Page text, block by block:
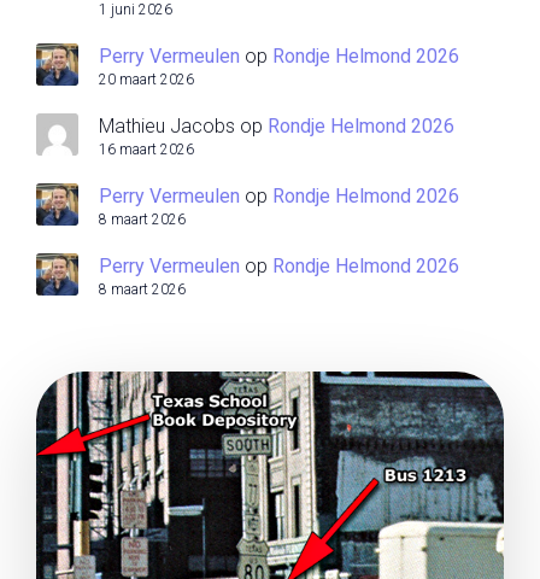
1 juni 2026
Perry Vermeulen op Rondje Helmond 2026
20 maart 2026
Mathieu Jacobs op Rondje Helmond 2026
16 maart 2026
Perry Vermeulen op Rondje Helmond 2026
8 maart 2026
Perry Vermeulen op Rondje Helmond 2026
8 maart 2026